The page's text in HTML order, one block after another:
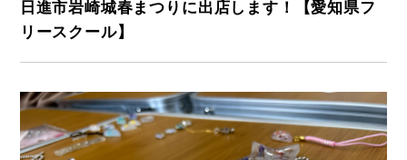
日進市岩崎城春まつりに出店します！【愛知県フ
リースクール】